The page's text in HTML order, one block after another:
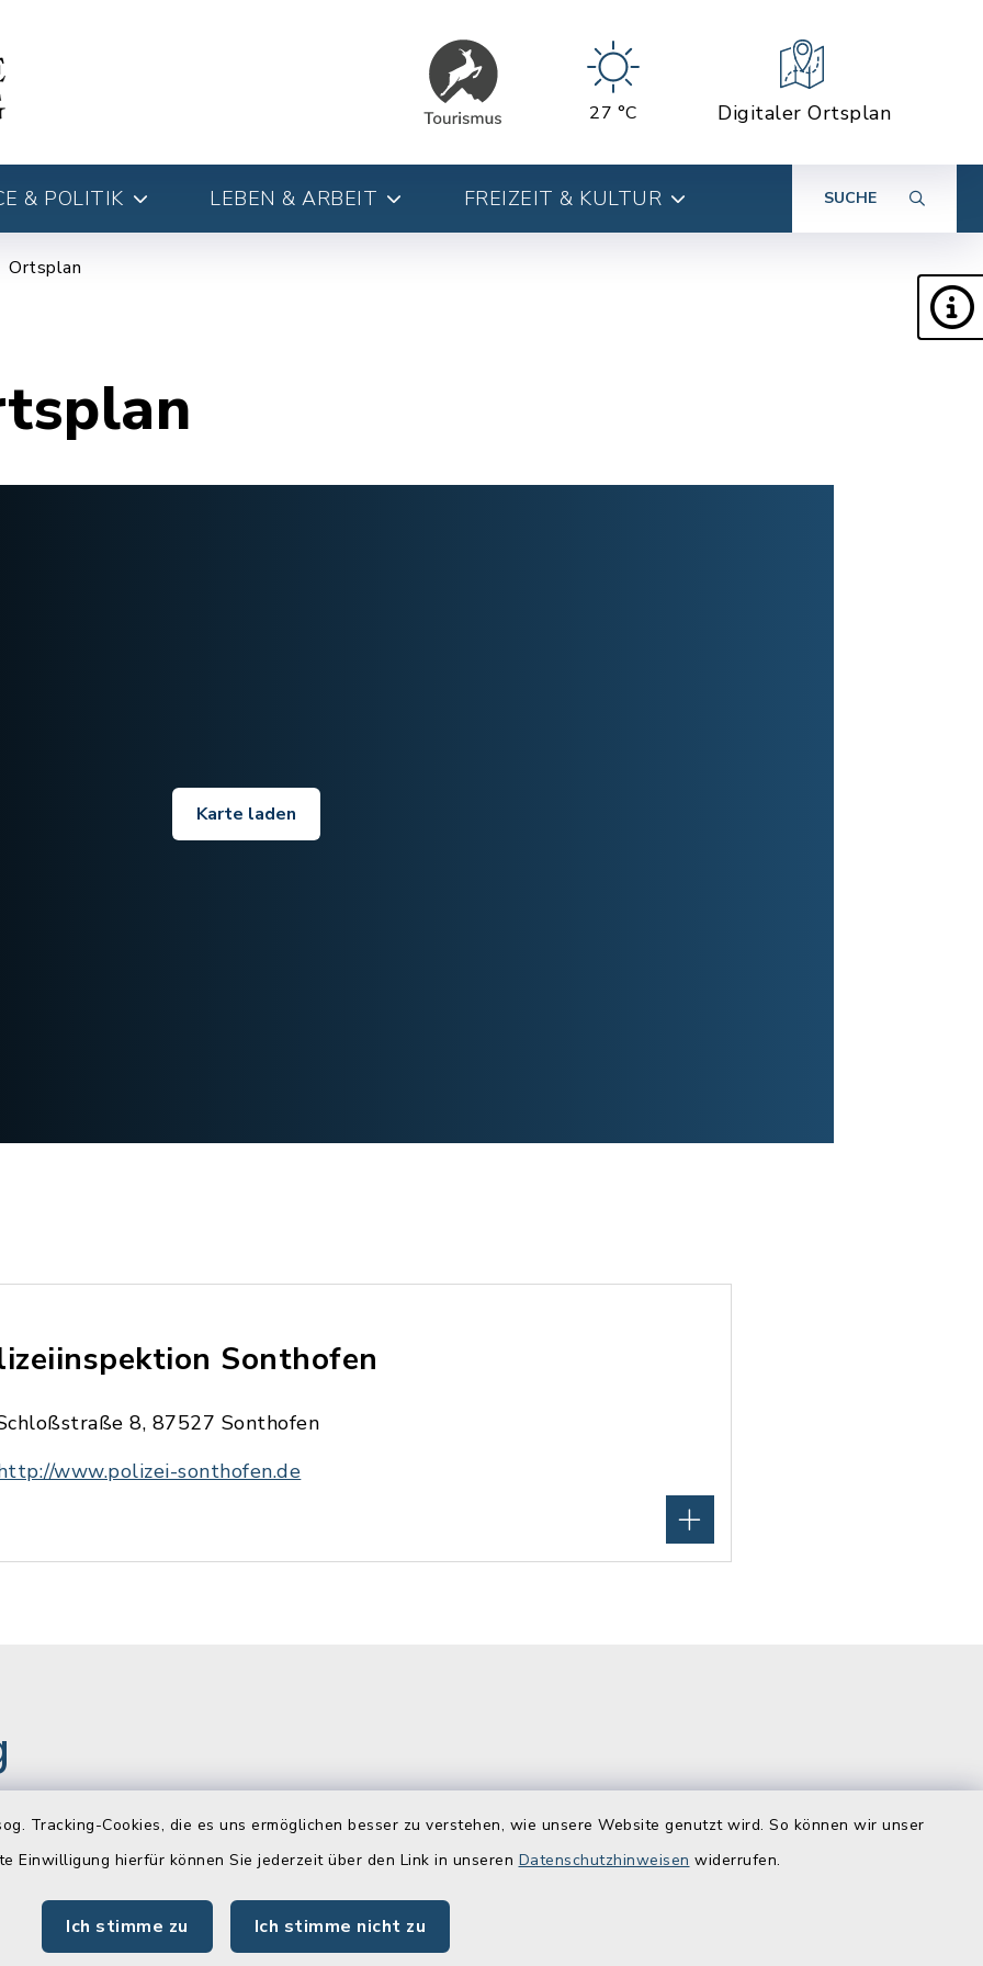
Tracking-Cookies, die es uns ermöglichen besser zu verstehen, wie unsere Website genutzt wird. So können wir unser
Einwilligung hierfür können Sie jederzeit über den Link in unseren Datenschutzhinweisen widerrufen.
Ich stimme zu Ich stimme nicht zu
27 °C Digitaler Ortsplan
& POLITIK LEBEN & ARBEIT FREIZEIT & KULTUR SUCHE
Ortsplan
Karte laden
Sonthofen
8, 87527 Sonthofen
www.polizei-sonthofen.de
Uhr
Newsletter
Melden Sie sich jetzt kostenlos zu
Quicklinks